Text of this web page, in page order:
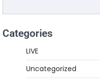
Categories
LIVE
Uncategorized